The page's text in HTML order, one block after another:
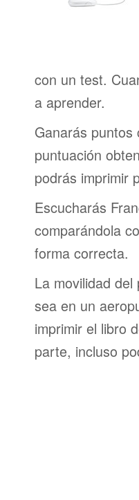
con un test.
a aprender.
Ganarás
puntuación
podrás imprimir
Escucharás
comparándola
forma correcta.
La movilidad
sea en un
imprimir el libro
parte, incluso